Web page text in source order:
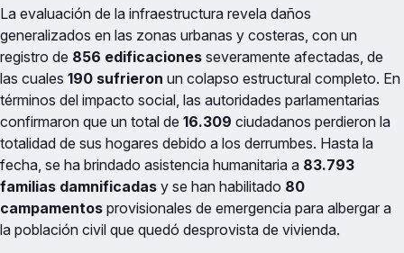
La evaluación de la infraestructura revela daños
generalizados en las zonas urbanas y costeras, con un
registro de 856 edificaciones severamente afectadas, de
las cuales 190 sufrieron un colapso estructural completo. En
términos del impacto social, las autoridades parlamentarias
confirmaron que un total de 16.309 ciudadanos perdieron la
totalidad de sus hogares debido a los derrumbes. Hasta la
fecha, se ha brindado asistencia humanitaria a 83.793
familias damnificadas y se han habilitado 80
campamentos provisionales de emergencia para albergar a
la población civil que quedó desprovista de vivienda.